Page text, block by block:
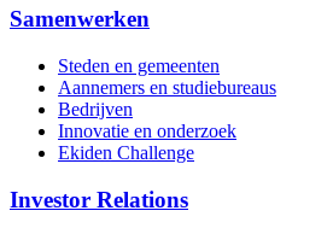
Samenwerken
Steden en gemeenten
Aannemers en studiebureaus
Bedrijven
Innovatie en onderzoek
Ekiden Challenge
Investor Relations